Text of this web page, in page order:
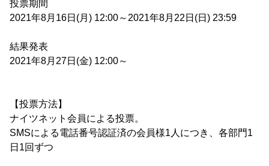
投票期間
2021年8月16日(月) 12:00～2021年8月22日(日) 23:59
結果発表
2021年8月27日(金) 12:00～
【投票方法】
ナイツネット会員による投票。
SMSによる電話番号認証済の会員様1人につき、各部門1
日1回ずつ